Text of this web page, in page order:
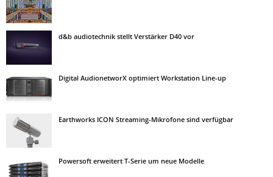
d&b audiotechnik stellt Verstärker D40 vor
Digital AudionetworX optimiert Workstation Line-up
Earthworks ICON Streaming-Mikrofone sind verfügbar
Powersoft erweitert T-Serie um neue Modelle